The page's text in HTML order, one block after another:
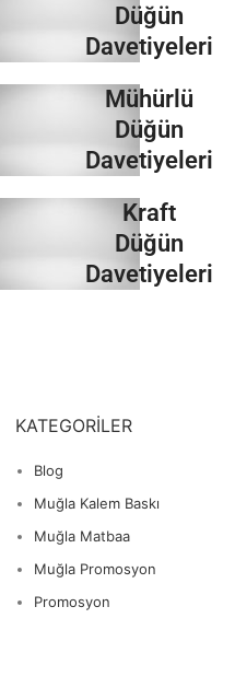
Düğün
Davetiyeleri
İncele
Mühürlü
Düğün
Davetiyeleri
İncele
Kraft
Düğün
Davetiyeleri
KATEGORILER
Blog
Muğla Kalem Baskı
Muğla Matbaa
Muğla Promosyon
Promosyon